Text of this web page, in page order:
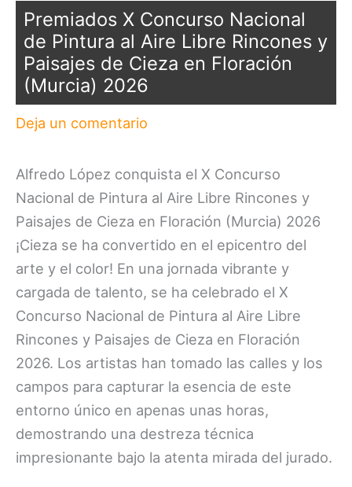
Premiados X Concurso Nacional
de Pintura al Aire Libre Rincones y
Paisajes de Cieza en Floración
(Murcia) 2026
Deja un comentario
Alfredo López conquista el X Concurso
Nacional de Pintura al Aire Libre Rincones y
Paisajes de Cieza en Floración (Murcia) 2026
¡Cieza se ha convertido en el epicentro del
arte y el color! En una jornada vibrante y
cargada de talento, se ha celebrado el X
Concurso Nacional de Pintura al Aire Libre
Rincones y Paisajes de Cieza en Floración
2026. Los artistas han tomado las calles y los
campos para capturar la esencia de este
entorno único en apenas unas horas,
demostrando una destreza técnica
impresionante bajo la atenta mirada del jurado.